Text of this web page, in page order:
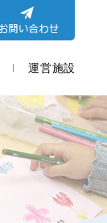
運営施設